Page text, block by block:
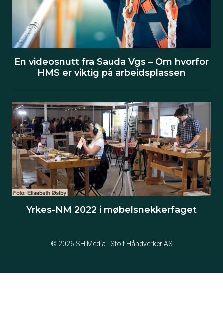
En videosnutt fra Sauda Vgs – Om hvorfor
HMS er viktig på arbeidsplassen
Yrkes-NM 2022 i møbelsnekkerfaget
© 2026 SH Media - Stolt Håndverker AS